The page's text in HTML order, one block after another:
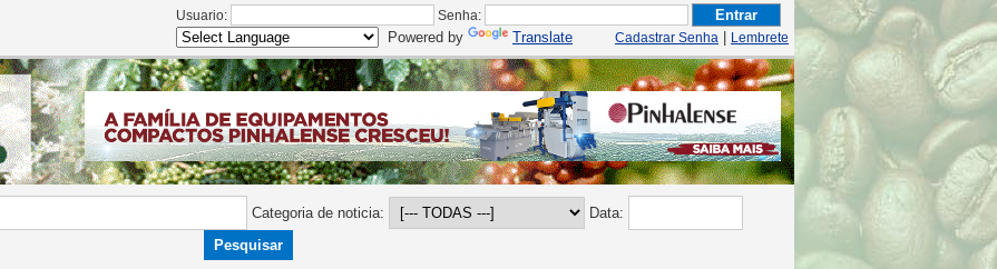
Usuario:
Senha:
Cadastrar Senha
Lembrete
Powered by Translate
Categoria de noticia: Data: